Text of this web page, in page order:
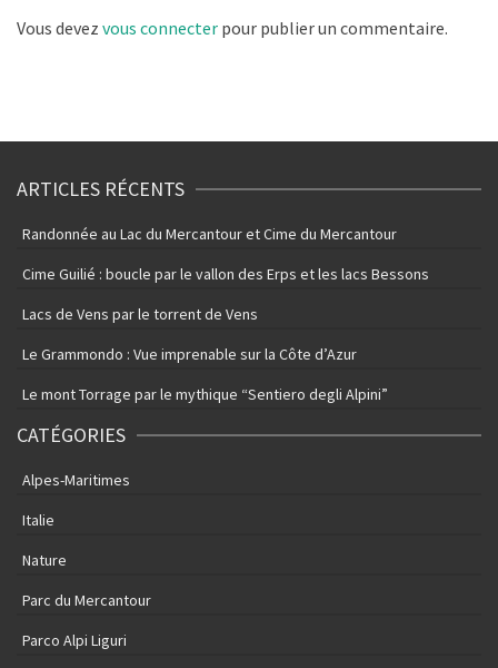
Vous devez vous connecter pour publier un commentaire.
ARTICLES RÉCENTS
Randonnée au Lac du Mercantour et Cime du Mercantour
Cime Guilié : boucle par le vallon des Erps et les lacs Bessons
Lacs de Vens par le torrent de Vens
Le Grammondo : Vue imprenable sur la Côte d’Azur
Le mont Torrage par le mythique “Sentiero degli Alpini”
CATÉGORIES
Alpes-Maritimes
Italie
Nature
Parc du Mercantour
Parco Alpi Liguri